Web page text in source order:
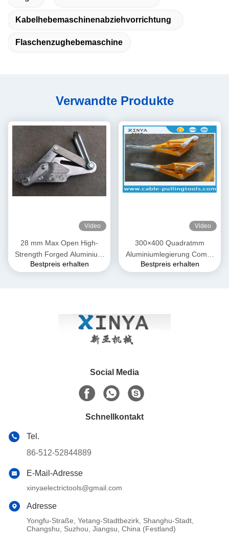
Kabelhebemaschinenabziehvorrichtung
Flaschenzughebemaschine
Verwandte Produkte
Video
28 mm Max Open High-
Strength Forged Aluminium
Alloy Come-Along Clamp mit
Bestpreis erhalten
Video
300×400 Quadratmm
Aluminiumlegierung Come-
Along Klammer
Bestpreis erhalten
Social Media
Schnellkontakt
Tel.
86-512-52844889
E-Mail-Adresse
xinyaelectrictools@gmail.com
Adresse
Yongfu-Straße, Yetang-Stadtbezirk, Shanghu-Stadt,
Changshu, Suzhou, Jiangsu, China (Festland)